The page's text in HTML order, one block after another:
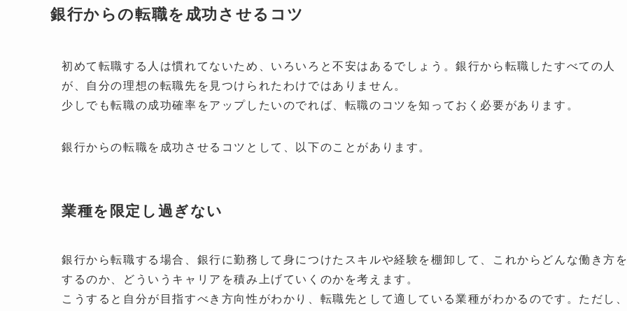
銀行からの転職を成功させるコツ
初めて転職する人は慣れてないため、いろいろと不安はあるでしょう。銀行から転職したすべての人
が、自分の理想の転職先を見つけられたわけではありません。
少しでも転職の成功確率をアップしたいのでれば、転職のコツを知っておく必要があります。
銀行からの転職を成功させるコツとして、以下のことがあります。
業種を限定し過ぎない
銀行から転職する場合、銀行に勤務して身につけたスキルや経験を棚卸して、これからどんな働き方を
するのか、どういうキャリアを積み上げていくのかを考えます。
こうすると自分が目指すべき方向性がわかり、転職先として適している業種がわかるのです。ただし、